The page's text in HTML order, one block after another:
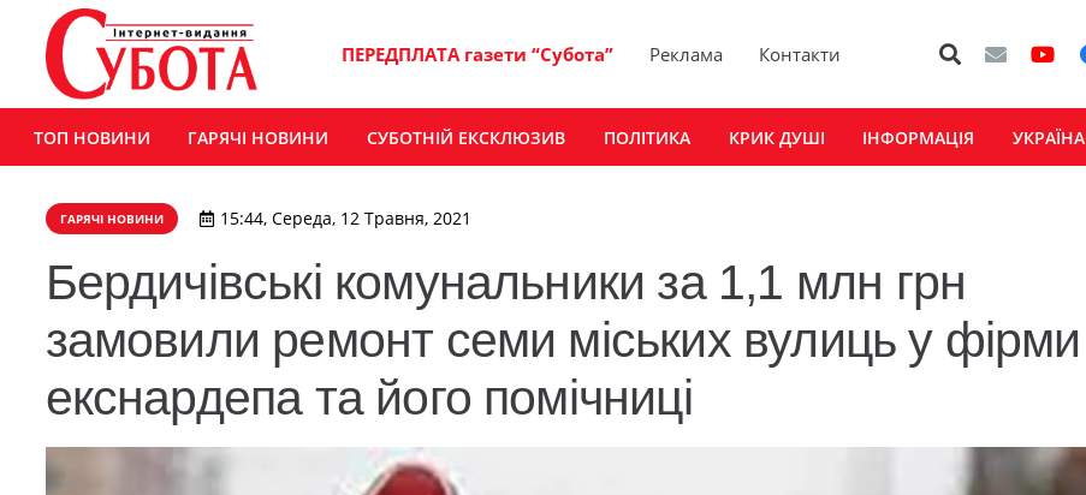
ПЕРЕДПЛАТА газети “Субота” Реклама Контакти
ТОП НОВИНИ ГАРЯЧІ НОВИНИ СУБОТНІЙ ЕКСКЛЮЗИВ ПОЛІТИКА КРИК ДУШІ ІНФОРМАЦІЯ УКРАЇНА
ГАРЯЧІ НОВИНИ 15:44, Середа, 12 Травня, 2021
​Бердичівські комунальники за 1,1 млн грн
замовили ремонт семи міських вулиць у фірми
екснардепа та його помічниці